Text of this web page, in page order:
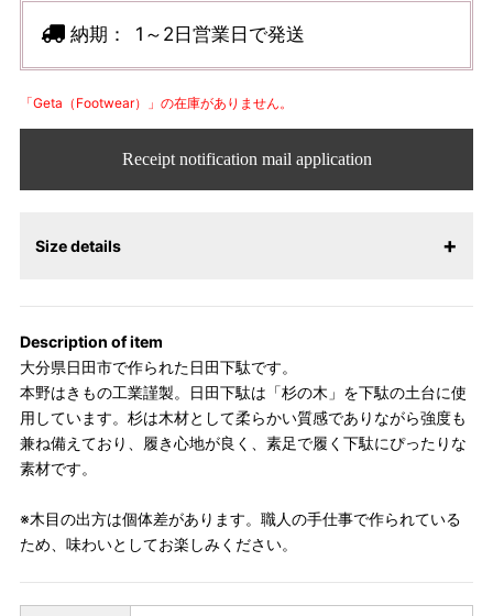
納期： 1～2日営業日で発送
「Geta（Footwear）」の在庫がありません。
Receipt notification mail application
Size details
Description of item
大分県日田市で作られた日田下駄です。
本野はきもの工業謹製。日田下駄は「杉の木」を下駄の土台に使
用しています。杉は木材として柔らかい質感でありながら強度も
兼ね備えており、履き心地が良く、素足で履く下駄にぴったりな
素材です。
※木目の出方は個体差があります。職人の手仕事で作られている
ため、味わいとしてお楽しみください。